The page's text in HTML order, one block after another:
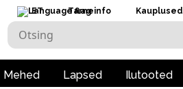
ET Tarneinfo Kauplused
Mehed Lapsed Ilutooted